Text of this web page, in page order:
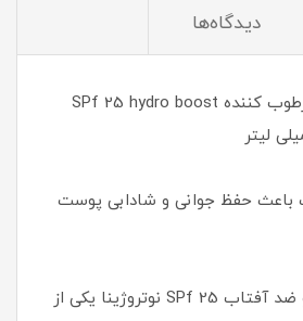
دیدگاه‌ها
کرم ضد آفتاب و مرطوب کننده SPf 25 hydro boost
حفظ جوانی و شادابی پوست
کرم مرطوب کننده و ضد آفتاب SPf 25 نوتروژینا یکی از